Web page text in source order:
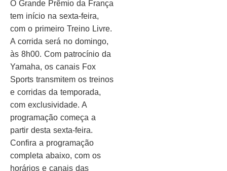
O Grande Prêmio da França
tem início na sexta-feira,
com o primeiro Treino Livre.
A corrida será no domingo,
às 8h00. Com patrocínio da
Yamaha, os canais Fox
Sports transmitem os treinos
e corridas da temporada,
com exclusividade. A
programação começa a
partir desta sexta-feira.
Confira a programação
completa abaixo, com os
horários e canais das